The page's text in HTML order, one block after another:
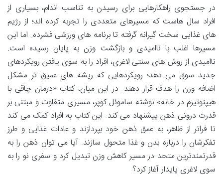
در جستجوی راهکارهایی برای رسیدن به تناسب اندام، بسیاری از
افراد سال هاست که مسیرهای متعددی را تجربه کرده اند؛ از رژیم
های غذایی سخت گیرانه گرفته تا برنامه های ورزشی فشرده. اما این
مسیرها اغلب با ناامیدی و بازگشت وزن به پایان رسیده است.
ناامیدی از روش های سنتی لاغری، افراد را به سوی یافتن رویکردهای
جدید سوق می دهد؛ رویکردهایی که ریشه های عمیق تر مشکل
اضافه وزن را هدف قرار دهند. در این میان، کتاب «درمان چاقی با
هیپنوتیزم در خانه» نوشته ساموئل کوپر، مسیری متفاوت و مبتنی بر
قدرت درونی ذهن پیشنهاد می کند. این کتاب به افراد کمک می کند
تا فراتر از ظاهر، به عمق ذهن خود بپردازند و عادات غذایی و طرز
تفکرشان را درباره بدن و غذا متحول سازند. آیا می توان ذهن را به
قدرتمندترین متحد در مسیر کاهش وزن تبدیل کرد و سفری نو را به
سوی لاغری پایدار آغاز کرد؟